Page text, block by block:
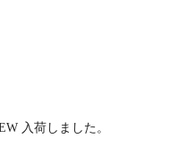
入荷しました。